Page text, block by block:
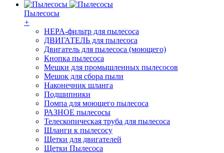
Пылесосы
+
HEPA-фильтр для пылесоса
ДВИГАТЕЛЬ для пылесоса
Двигатель для пылесоса (моющего)
Кнопка пылесоса
Мешки для промышленных пылесосов
Мешок для сбора пыли
Наконечник шланга
Подшипники
Помпа для моющего пылесоса
РАЗНОЕ пылесосы
Телескопическая труба для пылесоса
Шланги к пылесосу
Щетки для двигателей
Щетки Пылесоса